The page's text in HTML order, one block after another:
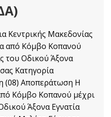
Κεντρικής Μακεδονίας
από Κόμβο Κοπανού
του Οδικού Άξονα
Κατηγορία
(08) Αποπεράτωση Η
Κόμβο Κοπανού μέχρι
Άξονα Εγνατία